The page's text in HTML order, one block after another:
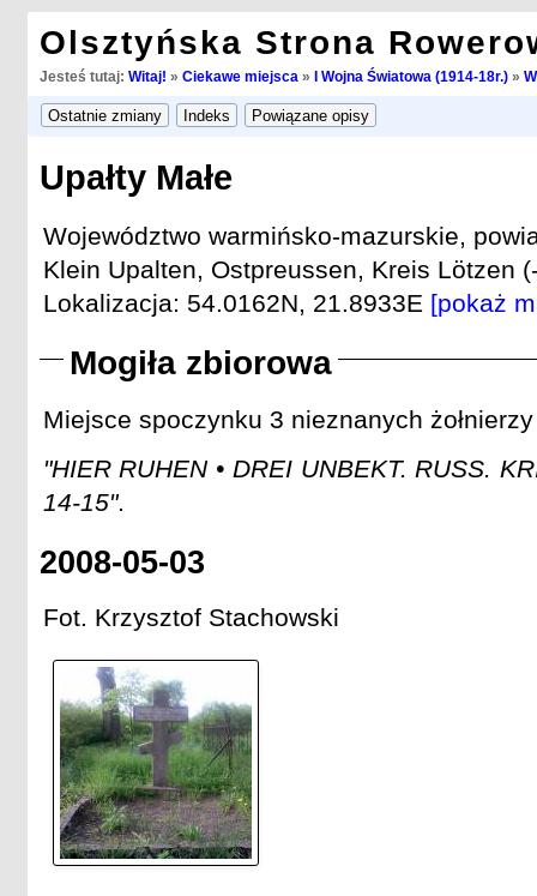
Olsztyńska Strona
Jesteś tutaj: Witaj! » Ciekawe miejsca » I Wojna Światowa (1914-18r.)»
Upałty Małe
Województwo warmińsko-mazurskie,
Klein Upalten, Ostpreussen, Kreis Lötzen
Lokalizacja: 54.0162N, 21.8933E [pokaż
Mogiła zbiorowa
Miejsce spoczynku 3 nieznanych
"HIER RUHEN • DREI UNBEKT. RUSS.
14-15".
2008-05-03
Fot. Krzysztof Stachowski